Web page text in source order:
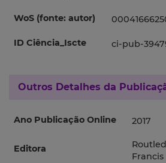
WoS (fonte: autor)
ID Ciência_Iscte ci-pub-
Outros Detalhes da
Ano Publicação Online 2017
Editora
Francis